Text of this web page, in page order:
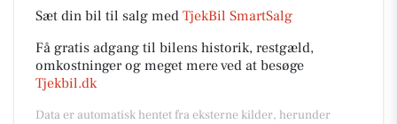
Sæt din bil til salg med TjekBil SmartSalg
Få gratis adgang til bilens historik, restgæld,
omkostninger og meget mere ved at besøge
Tjekbil.dk
Data er automatisk hentet fra eksterne kilder, herunder